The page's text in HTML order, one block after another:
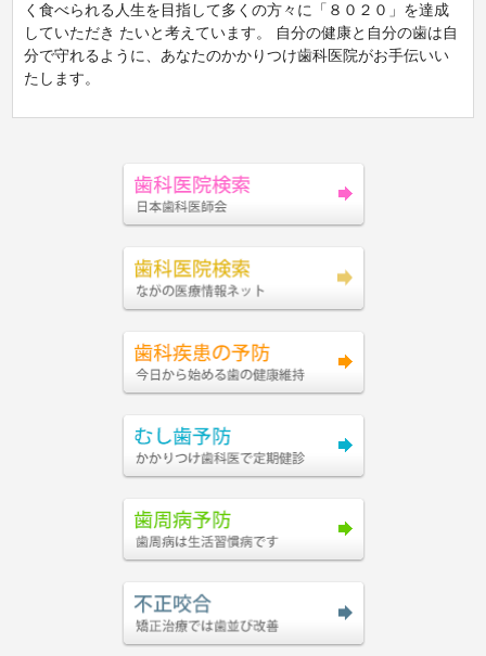
く食べられる人生を目指して多くの方々に「８０２０」を達成
していただき たいと考えています。 自分の健康と自分の歯は自
分で守れるように、あなたのかかりつけ歯科医院がお手伝いい
たします。